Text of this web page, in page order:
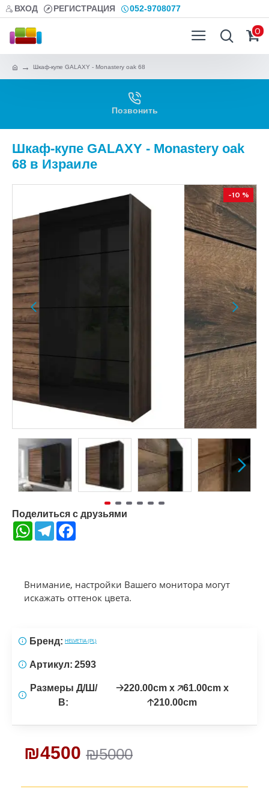
ВХОД РЕГИСТРАЦИЯ 052-9708077
0
Шкаф-купе GALAXY - Monastery oak 68
Позвонить
Шкаф-купе GALAXY - Monastery oak
68 в Израиле
-10 %
Поделиться с друзьями
WhatsAppTelegram
Внимание, настройки Вашего монитора могут
искажать оттенок цвета.
₪5000
₪4500
Бренд: HELVETIA (PL)
Артикул: 2593
Размеры Д/Ш/
В:
🡢220.00cm x 🡥61.00cm x
🡡210.00cm